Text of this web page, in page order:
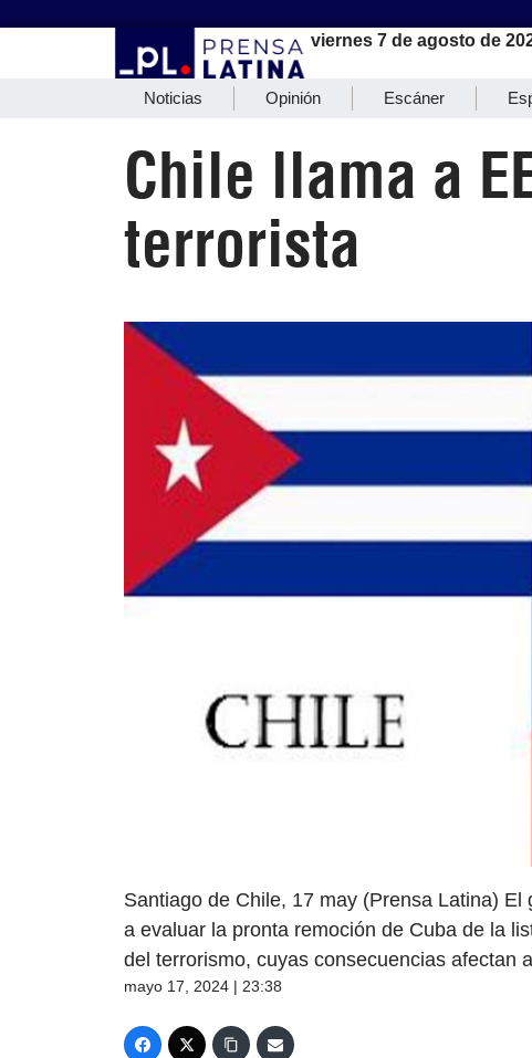
viernes 7 de agosto de
Noticias Opinión Escáner
Chile llama a
terrorista
Santiago de Chile, 17 may (Prensa Latina)
a evaluar la pronta remoción de Cuba de la
del terrorismo, cuyas consecuencias afectan
mayo 17, 2024 | 23:38